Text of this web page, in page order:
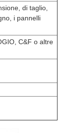
di taglio,
i pannelli
C&F o altre